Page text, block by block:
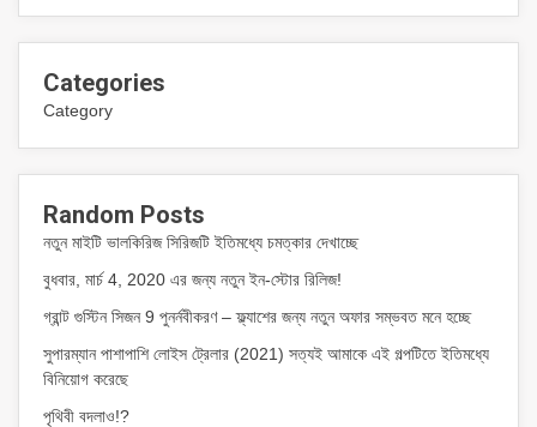
Categories
Category
Random Posts
নতুন মাইটি ভালকিরিজ সিরিজটি ইতিমধ্যে চমত্কার দেখাচ্ছে
বুধবার, মার্চ 4, 2020 এর জন্য নতুন ইন-স্টোর রিলিজ!
গ্রান্ট গুস্টিন সিজন 9 পুনর্নবীকরণ – ফ্ল্যাশের জন্য নতুন অফার সম্ভবত মনে হচ্ছে
সুপারম্যান পাশাপাশি লোইস ট্রেলার (2021) সত্যই আমাকে এই গল্পটিতে ইতিমধ্যে
বিনিয়োগ করেছে
পৃথিবী বদলাও!?